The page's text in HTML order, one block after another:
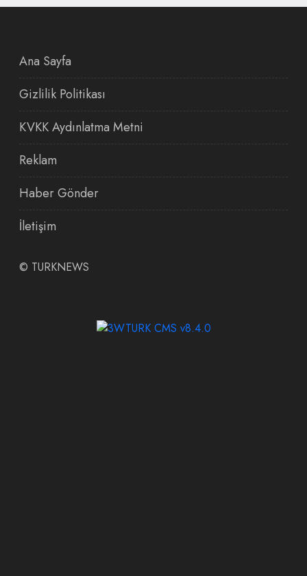
Ana Sayfa
Gizlilik Politikası
KVKK Aydınlatma Metni
Reklam
Haber Gönder
İletişim
© TURKNEWS